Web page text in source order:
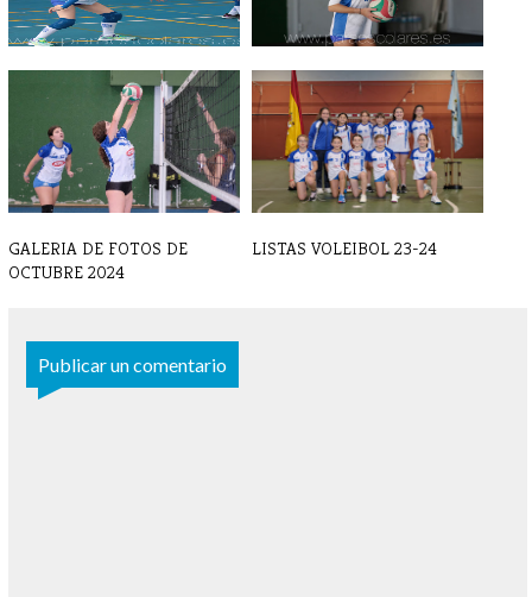
VOLEIBOL - Entrevista a...
Magali M[...]
VOLEIBOL - Entrevista a... Paula
Me[...]
GALERIA DE FOTOS DE
OCTUBRE 2024
LISTAS VOLEIBOL 23-24
Publicar un comentario